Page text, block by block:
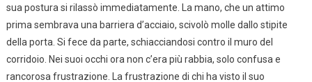
sua postura si rilassò immediatamente. La mano, che un attimo
prima sembrava una barriera d’acciaio, scivolò molle dallo stipite
della porta. Si fece da parte, schiacciandosi contro il muro del
corridoio. Nei suoi occhi ora non c’era più rabbia, solo confusa e
rancorosa frustrazione. La frustrazione di chi ha visto il suo